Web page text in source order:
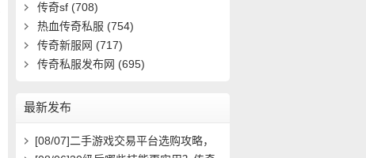
传奇sf (708)
热血传奇私服 (754)
传奇新服网 (717)
传奇私服发布网 (695)
最新发布
[08/07]二手游戏交易平台选购攻略，